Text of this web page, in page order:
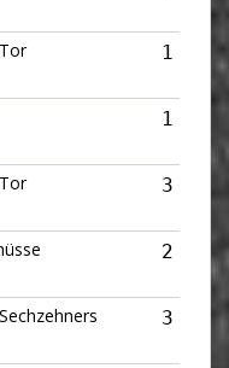
1
1
3
2
3